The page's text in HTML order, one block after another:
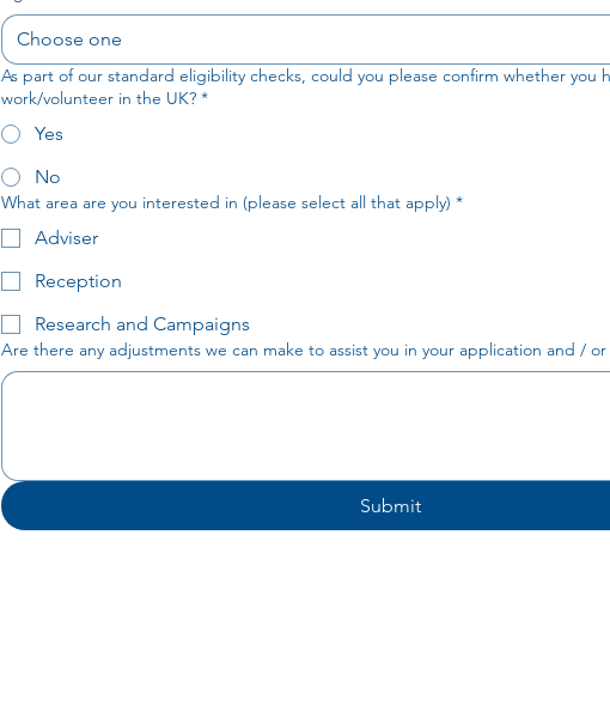
Choose one
As part of our standard eligibility checks, could you please confirm whether you
work/volunteer in the UK? *
Yes
No
What area are you interested in (please select all that apply) *
Adviser
Reception
Research and Campaigns
Are there any adjustments we can make to assist you in your application and / or
Submit